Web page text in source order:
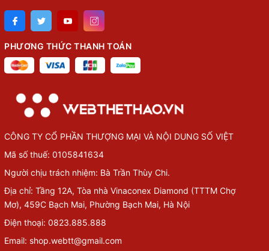
PHƯƠNG THỨC THANH TOÁN
CÔNG TY CỔ PHẦN THƯỢNG MẠI VÀ NỘI DUNG SỐ VIỆT
Mã số thuế: 0105841634
Người chịu trách nhiệm: Bà Trần Thùy Chi.
Địa chỉ: Tầng 12A, Tòa nhà Vinaconex Diamond (TTTM Chợ
Mơ), 459C Bạch Mai, Phường Bạch Mai, Hà Nội
Điện thoại: 0823.885.888
Email: shop.webtt@gmail.com